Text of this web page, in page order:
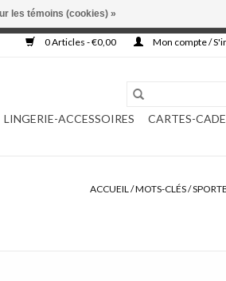
0 Articles - €0,00 Mon compte /
LINGERIE-ACCESSOIRES CARTES-
ACCUEIL/MOTS-CLÉS/
les témoins (cookies) »